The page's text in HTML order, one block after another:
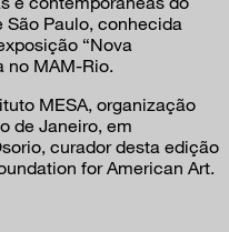
São Paulo, conhecida
“Nova
no MAM-Rio.
MESA, organização
de Janeiro, em
curador desta edição
for American Art.